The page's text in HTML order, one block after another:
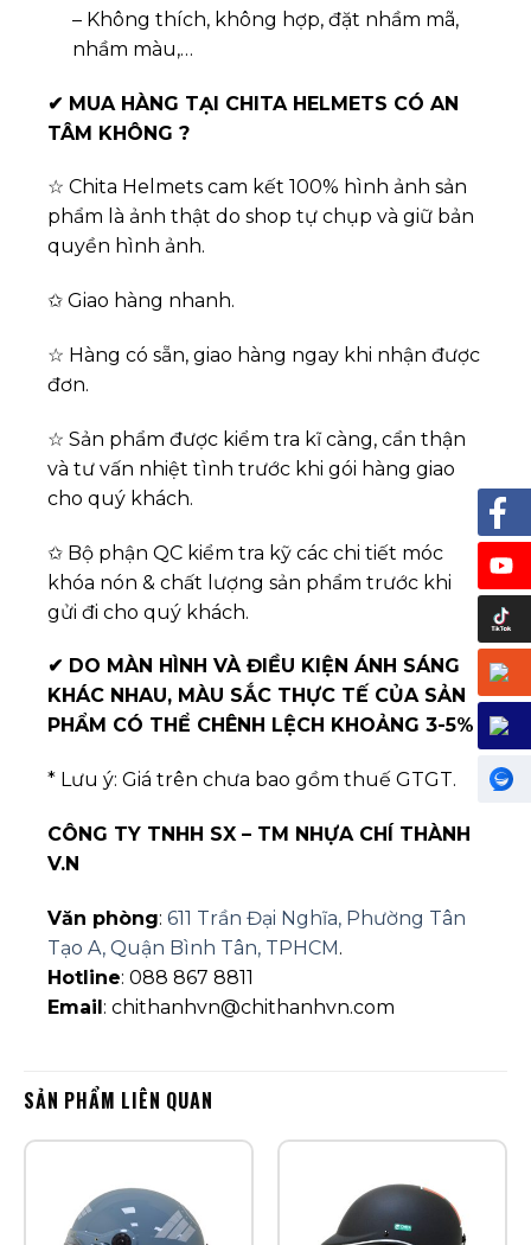
– Không thích, không hợp, đặt nhầm mã,
nhầm màu,…
✔ MUA HÀNG TẠI CHITA HELMETS CÓ AN
TÂM KHÔNG ?
☆ Chita Helmets cam kết 100% hình ảnh sản
phẩm là ảnh thật do shop tự chụp và giữ bản
quyền hình ảnh.
✩ Giao hàng nhanh.
☆ Hàng có sẵn, giao hàng ngay khi nhận được
đơn.
☆ Sản phẩm được kiểm tra kĩ càng, cẩn thận
và tư vấn nhiệt tình trước khi gói hàng giao
cho quý khách.
✩ Bộ phận QC kiểm tra kỹ các chi tiết móc
khóa nón & chất lượng sản phẩm trước khi
gửi đi cho quý khách.
✔ DO MÀN HÌNH VÀ ĐIỀU KIỆN ÁNH SÁNG
KHÁC NHAU, MÀU SẮC THỰC TẾ CỦA SẢN
PHẨM CÓ THỂ CHÊNH LỆCH KHOẢNG 3-5%
* Lưu ý: Giá trên chưa bao gồm thuế GTGT.
CÔNG TY TNHH SX – TM NHỰA CHÍ THÀNH
V.N
Văn phòng: 611 Trần Đại Nghĩa, Phường Tân
Tạo A, Quận Bình Tân, TPHCM.
Hotline: 088 867 8811
Email: chithanhvn@chithanhvn.com
SẢN PHẨM LIÊN QUAN